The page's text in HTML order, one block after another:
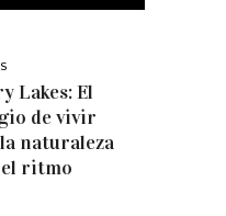
Lakes: El
de vivir
naturaleza
ritmo